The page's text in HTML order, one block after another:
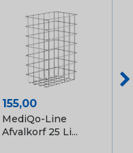
Prijs
155,00
MediQo-Line
Afvalkorf 25 Li...